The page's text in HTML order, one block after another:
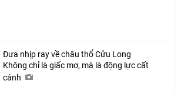
Đưa nhịp ray về châu thổ Cửu Long
Không chỉ là giấc mơ, mà là động lực cất
cánh